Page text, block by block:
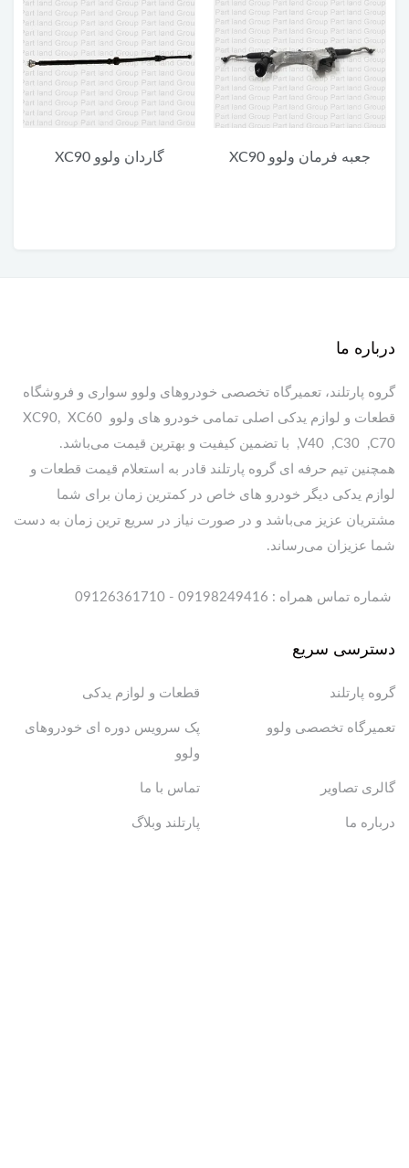
گاردان ولوو XC90
یونیت پایین چراغ جلو ولوو
درباره ما
گروه پارتلند، تعمیرگاه تخصصی خودروهای ولوو سواری و فروشگاه
قطعات و لوازم یدکی اصلی تمامی خودرو های ولوو XC90, XC60
,V40 ,C30 ,C70 با تضمین کیفیت و بهترین قیمت می‌باشد.
همچنین تیم حرفه ای گروه پارتلند قادر به استعلام قیمت قطعات و
لوازم یدکی دیگر خودرو های خاص در کمترین زمان برای شما
مشتریان عزیز می‌باشد و در صورت نیاز در سریع ترین زمان به دست
شما عزیزان می‌رساند.
شماره تماس همراه : 09198249416 - 09126361710
دسترسی سریع
گروه پارتلند قطعات و لوازم یدکی
تعمیرگاه تخصصی ولوو
پک سرویس دوره ای خودروهای
ولوو
گالری تصاویر تماس با ما
درباره ما پارتلند وبلاگ